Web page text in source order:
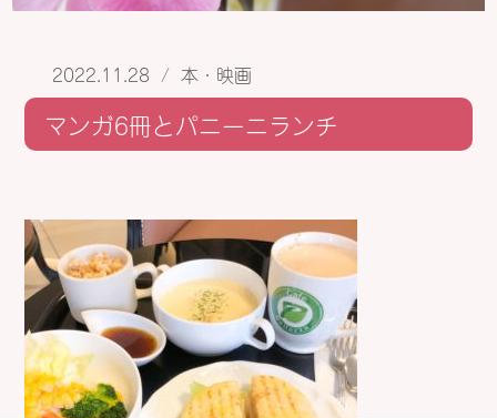
2022.11.28 / 本・映画
マンガ6冊とパニーニランチ